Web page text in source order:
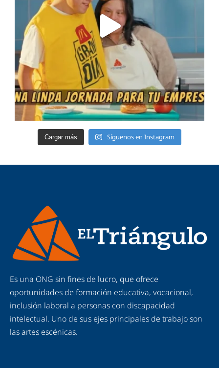
Cargar más Síguenos en Instagram
Es una ONG sin fines de lucro, que ofrece
oportunidades de formación educativa, vocacional,
inclusión laboral a personas con discapacidad
intelectual. Uno de sus ejes principales de trabajo son
las artes escénicas.